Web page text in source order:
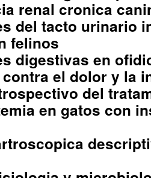
renal cronica
del tacto urinario
felinos
digestivas en
el dolor y la
del
en gatos con